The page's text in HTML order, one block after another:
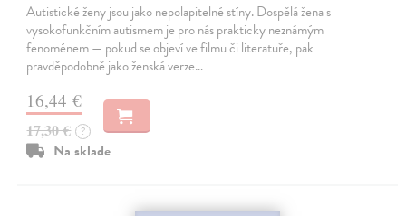
Autistické ženy jsou jako nepolapitelné stíny. Dospělá žena s
vysokofunkčním autismem je pro nás prakticky neznámým
fenoménem — pokud se objeví ve filmu či literatuře, pak
pravděpodobně jako ženská verze…
16,44 €
17,30 € ?
Na sklade